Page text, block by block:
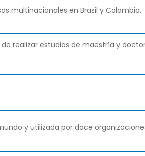
multinacionales en Brasil y Colombia.
realizar estudios de maestría y
y utilizada por doce